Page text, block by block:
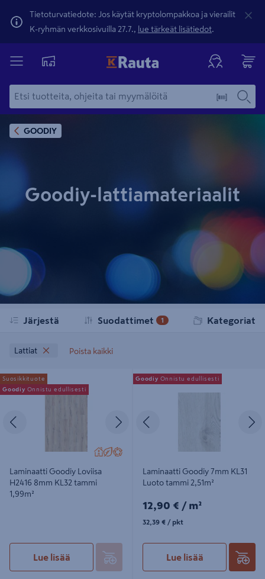
Tietoturvatiedote: Jos käytät kryptolompakkoa ja vierailit
K-ryhmän verkkosivuilla 27.7., lue tärkeät lisätiedot.
GOODIY
Goodiy-lattiamateriaalit
Järjestä Suodattimet 1 Kategoriat
Lattiat Poista kaikki
Laminaatti Goodiy Loviisa H2416
8mm KL32 tammi 1,99m²
Seuraava
Laminaatti Goodiy Loviisa
H2416 8mm KL32 tammi
1,99m²
Lue lisää
Suosikkituote
Goodiy Onnistu edullisesti
Laminaatti Goodiy 7mm KL31 Luoto
tammi 2,51m²
Laminaatti Goodiy 7mm KL31
Luoto tammi 2,51m²
12,90€/m²
12,90 € / m²
32,39€/pkt
32,39 € / pkt
Lue lisää
Goodiy Onnistu edullisesti